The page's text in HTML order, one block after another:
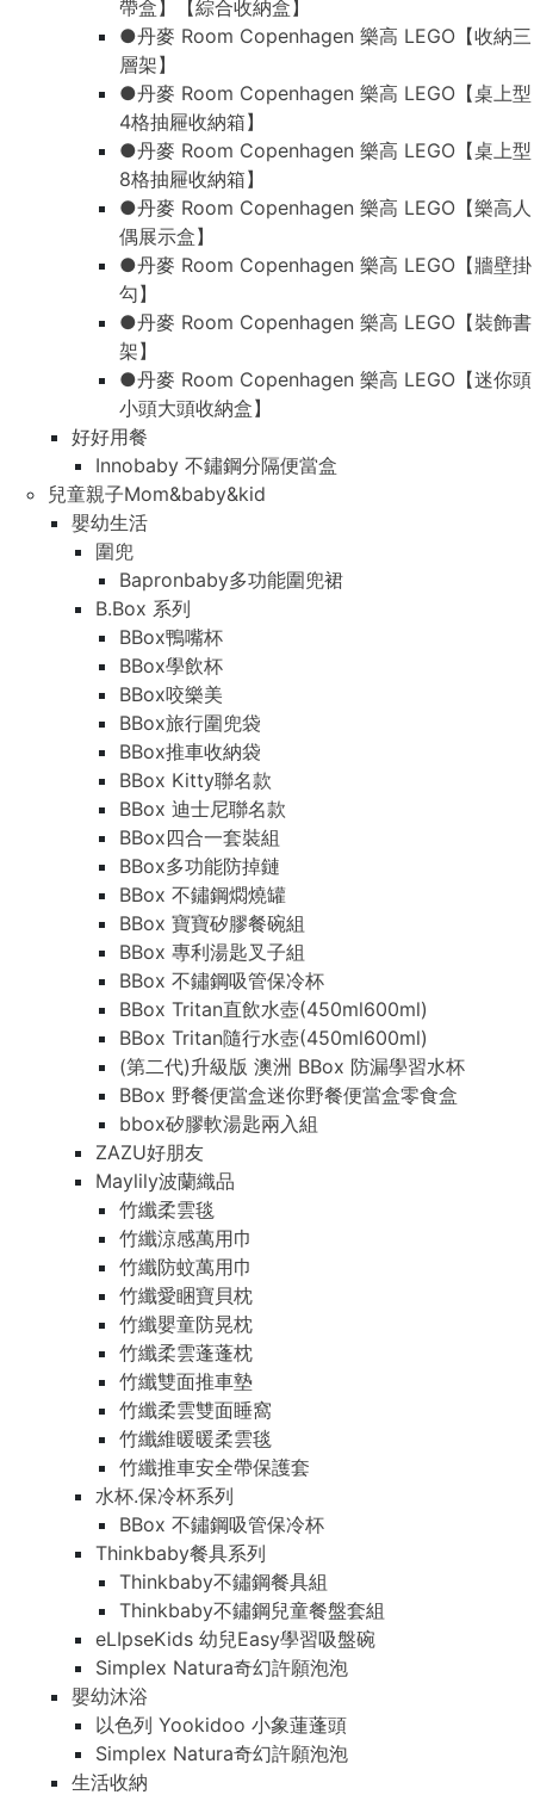
帶盒】【綜合收納盒】
●丹麥 Room Copenhagen 樂高 LEGO【收納三
層架】
●丹麥 Room Copenhagen 樂高 LEGO【桌上型
4格抽屜收納箱】
●丹麥 Room Copenhagen 樂高 LEGO【桌上型
8格抽屜收納箱】
●丹麥 Room Copenhagen 樂高 LEGO【樂高人
偶展示盒】
●丹麥 Room Copenhagen 樂高 LEGO【牆壁掛
勾】
●丹麥 Room Copenhagen 樂高 LEGO【裝飾書
架】
●丹麥 Room Copenhagen 樂高 LEGO【迷你頭
小頭大頭收納盒】
好好用餐
Innobaby 不鏽鋼分隔便當盒
兒童親子Mom&baby&kid
嬰幼生活
圍兜
Bapronbaby多功能圍兜裙
B.Box 系列
BBox鴨嘴杯
BBox學飲杯
BBox咬樂美
BBox旅行圍兜袋
BBox推車收納袋
BBox Kitty聯名款
BBox 迪士尼聯名款
BBox四合一套裝組
BBox多功能防掉鏈
BBox 不鏽鋼燜燒罐
BBox 寶寶矽膠餐碗組
BBox 專利湯匙叉子組
BBox 不鏽鋼吸管保冷杯
BBox Tritan直飲水壺(450ml600ml)
BBox Tritan隨行水壺(450ml600ml)
(第二代)升級版 澳洲 BBox 防漏學習水杯
BBox 野餐便當盒迷你野餐便當盒零食盒
bbox矽膠軟湯匙兩入組
ZAZU好朋友
Maylily波蘭織品
竹纖柔雲毯
竹纖涼感萬用巾
竹纖防蚊萬用巾
竹纖愛睏寶貝枕
竹纖嬰童防晃枕
竹纖柔雲蓬蓬枕
竹纖雙面推車墊
竹纖柔雲雙面睡窩
竹纖維暖暖柔雲毯
竹纖推車安全帶保護套
水杯.保冷杯系列
BBox 不鏽鋼吸管保冷杯
Thinkbaby餐具系列
Thinkbaby不鏽鋼餐具組
Thinkbaby不鏽鋼兒童餐盤套組
eLIpseKids 幼兒Easy學習吸盤碗
Simplex Natura奇幻許願泡泡
嬰幼沐浴
以色列 Yookidoo 小象蓮蓬頭
Simplex Natura奇幻許願泡泡
生活收納